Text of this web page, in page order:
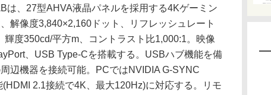
、27型AHVA液晶パネルを採用する4Kゲーミン
解像度3,840×2,160ドット、リフレッシュレート
度350cd/平方m、コントラスト比1,000:1。映像
、USB Type-Cを搭載する。USBハブ機能を備
辺機器を接続可能。PCではNVIDIA G-SYNC
2.1接続で4K、最大120Hz)に対応する。リモ